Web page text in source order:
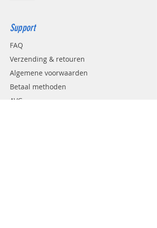
Support
FAQ
Verzending & retouren
Algemene voorwaarden
Betaal methoden
AVG